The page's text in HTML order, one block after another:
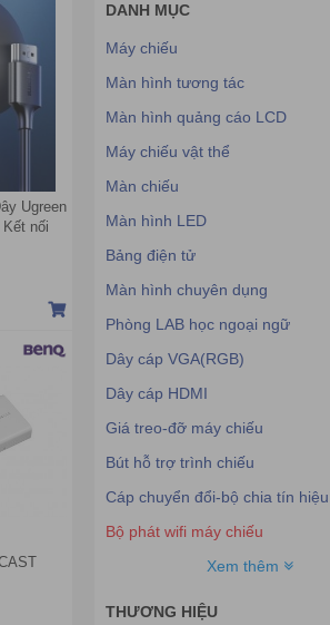
Ugreen
nối
bảng
DANH MỤC
Máy chiếu
Màn hình tương tác
Màn hình quảng cáo LCD
Máy chiếu vật thể
Màn chiếu
Màn hình LED
Bảng điện tử
Màn hình chuyên dụng
Phòng LAB học ngoại ngữ
Dây cáp VGA(RGB)
Dây cáp HDMI
Giá treo-đỡ máy chiếu
Bút hỗ trợ trình chiếu
Cáp chuyển đổi-bộ chia tín hiệu
Bộ phát wifi máy chiếu
Bóng đèn máy chiếu
Xem thêm
THƯƠNG HIỆU